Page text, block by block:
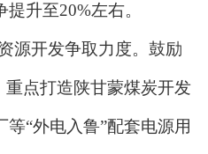
升至20%左右。
源开发争取力度。鼓励
重点打造陕甘蒙煤炭开发
“外电入鲁”配套电源用